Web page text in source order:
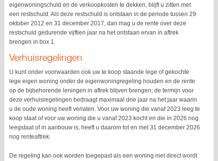
eigenwoningschuld en de verkoopkosten te dekken, blijft u zitten met
een restschuld. Als deze restschuld is ontstaan in de periode tussen 29
oktober 2012 en 31 december 2017, dan mag u de rente over deze
restschuld gedurende vijftien jaar na het ontstaan ervan in aftrek
brengen in box 1.
Verhuisregelingen
U kunt onder voorwaarden ook uw te koop staande lege of gekochte
lege eigen woning onder de eigenwoningregeling houden en de rente
op de bijbehorende leningen in aftrek blijven brengen; de termijn voor
deze verhuisregelingen bedraagt maximaal drie jaar na het jaar waarin
u de oude woning heeft verlaten. Voor uw woning die vanaf 2023 leeg te
koop staat of voor uw woning die u vanaf 2023 kocht en die in 2026 nog
leegstaat of in aanbouw is, heeft u daarom tot en met 31 december 2026
nog renteaftrek.
De regeling kan ook worden toegepast als een woning niet direct wordt